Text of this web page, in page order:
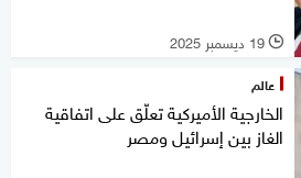
l 19 ديسمبر 2025
عالم
الخارجية الأميركية تعلّق على اتفاقية
الغاز بين إسرائيل ومصر